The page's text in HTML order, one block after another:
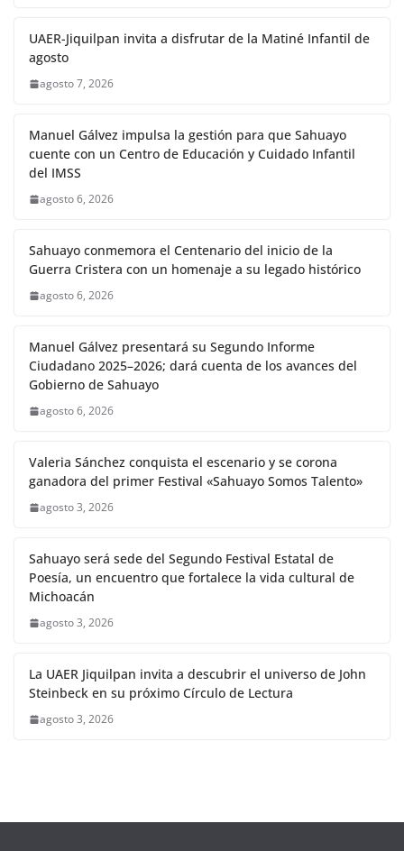
UAER-Jiquilpan invita a disfrutar de la Matiné Infantil de
agosto
agosto 7, 2026
Manuel Gálvez impulsa la gestión para que Sahuayo
cuente con un Centro de Educación y Cuidado Infantil
del IMSS
agosto 6, 2026
Sahuayo conmemora el Centenario del inicio de la
Guerra Cristera con un homenaje a su legado histórico
agosto 6, 2026
Manuel Gálvez presentará su Segundo Informe
Ciudadano 2025–2026; dará cuenta de los avances del
Gobierno de Sahuayo
agosto 6, 2026
Valeria Sánchez conquista el escenario y se corona
ganadora del primer Festival «Sahuayo Somos Talento»
agosto 3, 2026
Sahuayo será sede del Segundo Festival Estatal de
Poesía, un encuentro que fortalece la vida cultural de
Michoacán
agosto 3, 2026
La UAER Jiquilpan invita a descubrir el universo de John
Steinbeck en su próximo Círculo de Lectura
agosto 3, 2026